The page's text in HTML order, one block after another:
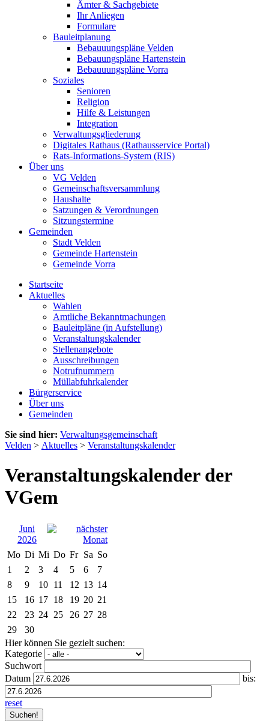
Ämter & Sachgebiete
Ihr Anliegen
Formulare
Bauleitplanung
Bebauuungspläne Velden
Bebauungspläne Hartenstein
Bebauuungspläne Vorra
Soziales
Senioren
Religion
Hilfe & Leistungen
Integration
Verwaltungsgliederung
Digitales Rathaus (Rathausservice Portal)
Rats-Informations-System (RIS)
Über uns
VG Velden
Gemeinschaftsversammlung
Haushalte
Satzungen & Verordnungen
Sitzungstermine
Gemeinden
Stadt Velden
Gemeinde Hartenstein
Gemeinde Vorra
Startseite
Aktuelles
Wahlen
Amtliche Bekanntmachungen
Bauleitpläne (in Aufstellung)
Veranstaltungskalender
Stellenangebote
Ausschreibungen
Notrufnummern
Müllabfuhrkalender
Bürgerservice
Über uns
Gemeinden
Sie sind hier: Verwaltungsgemeinschaft
Velden > Aktuelles > Veranstaltungskalender
Veranstaltungskalender der
VGem
Juni
2026
Mo Di Mi Do Fr Sa So
1
2 3 4 5 6
7
8
9 10 11 12 13 14
15
16 17 18 19 20 21
22
23 24 25 26 27 28
29
30
Hier können Sie gezielt suchen:
Kategorie
Suchwort
Datum
bis:
reset